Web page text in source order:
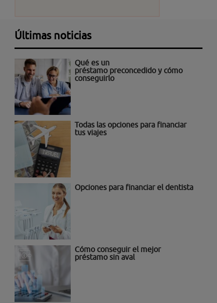
Últimas noticias
Qué es un
préstamo preconcedido y cómo
conseguirlo
Todas las opciones para financiar
tus viajes
Opciones para financiar el dentista
Cómo conseguir el mejor
préstamo sin aval